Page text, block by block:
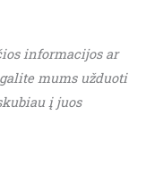
informacijos ar
mums užduoti
į juos